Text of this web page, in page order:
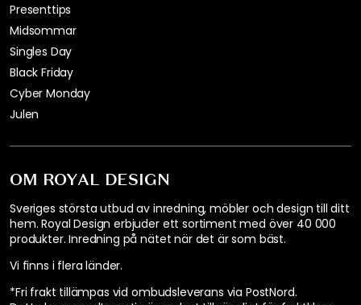
OM ROYAL DESIGN
Sveriges största utbud av inredning, möbler och design till ditt
hem. Royal Design erbjuder ett sortiment med över 40 000
produkter. Inredning på nätet när det är som bäst.
Vi finns i flera länder.
*Fri frakt tillämpas vid ombudsleverans via PostNord.
Presenttips
Midsommar
Singles Day
Black Friday
Cyber Monday
Julen